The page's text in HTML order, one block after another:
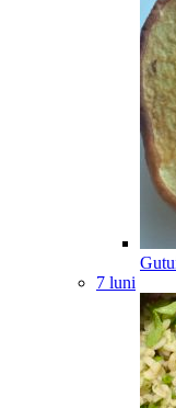
7 luni